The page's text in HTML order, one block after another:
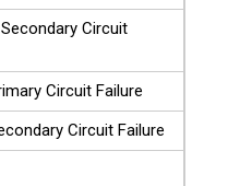
Circuit
Circuit Failure
Circuit Failure